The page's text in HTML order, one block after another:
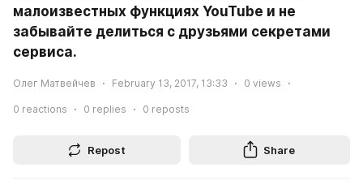
малоизвестных функциях YouTube и не
забывайте делиться с друзьями секретами
сервиса.
Олег Матвейчев February 13, 2017, 13:33 0 views
0 reactions 0 replies 0 reposts
Repost Share